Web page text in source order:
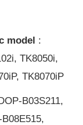
model :
TK8050i,
TK8070iP
B03S211,